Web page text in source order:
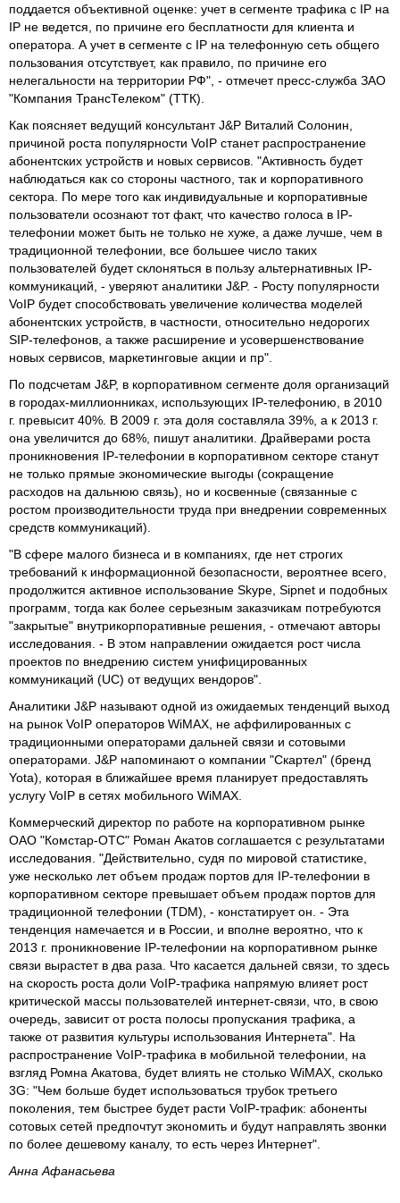
поддается объективной оценке: учет в сегменте трафика с IP на
IP не ведется, по причине его бесплатности для клиента и
оператора. А учет в сегменте с IP на телефонную сеть общего
пользования отсутствует, как правило, по причине его
нелегальности на территории РФ", - отмечет пресс-служба ЗАО
"Компания ТрансТелеком" (ТТК).
Как поясняет ведущий консультант J&P Виталий Солонин,
причиной роста популярности VoIP станет распространение
абонентских устройств и новых сервисов. "Активность будет
наблюдаться как со стороны частного, так и корпоративного
сектора. По мере того как индивидуальные и корпоративные
пользователи осознают тот факт, что качество голоса в IP-
телефонии может быть не только не хуже, а даже лучше, чем в
традиционной телефонии, все большее число таких
пользователей будет склоняться в пользу альтернативных IP-
коммуникаций, - уверяют аналитики J&P. - Росту популярности
VoIP будет способствовать увеличение количества моделей
абонентских устройств, в частности, относительно недорогих
SIP-телефонов, а также расширение и усовершенствование
новых сервисов, маркетинговые акции и пр".
По подсчетам J&P, в корпоративном сегменте доля организаций
в городах-миллионниках, использующих IP-телефонию, в 2010
г. превысит 40%. В 2009 г. эта доля составляла 39%, а к 2013 г.
она увеличится до 68%, пишут аналитики. Драйверами роста
проникновения IP-телефонии в корпоративном секторе станут
не только прямые экономические выгоды (сокращение
расходов на дальнюю связь), но и косвенные (связанные с
ростом производительности труда при внедрении современных
средств коммуникаций).
"В сфере малого бизнеса и в компаниях, где нет строгих
требований к информационной безопасности, вероятнее всего,
продолжится активное использование Skype, Sipnet и подобных
программ, тогда как более серьезным заказчикам потребуются
"закрытые" внутрикорпоративные решения, - отмечают авторы
исследования. - В этом направлении ожидается рост числа
проектов по внедрению систем унифицированных
коммуникаций (UC) от ведущих вендоров".
Аналитики J&P называют одной из ожидаемых тенденций выход
на рынок VoIP операторов WiMAX, не аффилированных с
традиционными операторами дальней связи и сотовыми
операторами. J&P напоминают о компании "Скартел" (бренд
Yota), которая в ближайшее время планирует предоставлять
услугу VoIP в сетях мобильного WiMAX.
Коммерческий директор по работе на корпоративном рынке
ОАО "Комстар-ОТС" Роман Акатов соглашается с результатами
исследования. "Действительно, судя по мировой статистике,
уже несколько лет объем продаж портов для IP-телефонии в
корпоративном секторе превышает объем продаж портов для
традиционной телефонии (TDM), - констатирует он. - Эта
тенденция намечается и в России, и вполне вероятно, что к
2013 г. проникновение IP-телефонии на корпоративном рынке
связи вырастет в два раза. Что касается дальней связи, то здесь
на скорость роста доли VoIP-трафика напрямую влияет рост
критической массы пользователей интернет-связи, что, в свою
очередь, зависит от роста полосы пропускания трафика, а
также от развития культуры использования Интернета". На
распространение VoIP-трафика в мобильной телефонии, на
взгляд Ромна Акатова, будет влиять не столько WiMAX, сколько
3G: "Чем больше будет использоваться трубок третьего
поколения, тем быстрее будет расти VoIP-трафик: абоненты
сотовых сетей предпочтут экономить и будут направлять звонки
по более дешевому каналу, то есть через Интернет".
Анна Афанасьева